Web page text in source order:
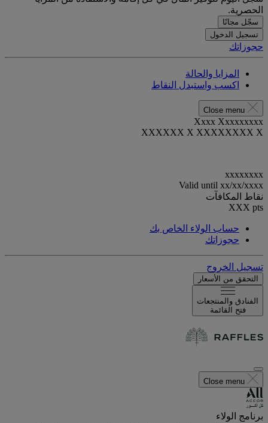
الحصرية.
سجّل مجانًا
تسجيل الدخول
حجوزاتك
المزايا والحالة
اكسب واستبدل النقاط
Close menu
Xxxx Xxxxxxxxx
XXXXXX X XXXXXXXX X
xxxxxxxx
Valid until xx/xx/xxxx
نقاط المكافآت
XXX pts
حساب الولاء الخاص بك
حجوزاتك
تسجيل الخروج
التحقق من الأسعار
الفنادق والمنتجعات
فتح القائمة
Close menu
برنامج الولاء